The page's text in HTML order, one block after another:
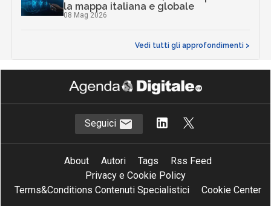
la mappa italiana e globale
08 Mag 2026
Vedi tutti gli approfondimenti >
Seguici
About Autori Tags
Rss Feed
Privacy e Cookie Policy
Terms&Conditions Contenuti Specialistici
Cookie Center